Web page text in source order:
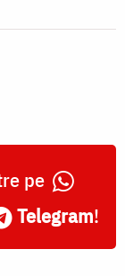
pe
Telegram!